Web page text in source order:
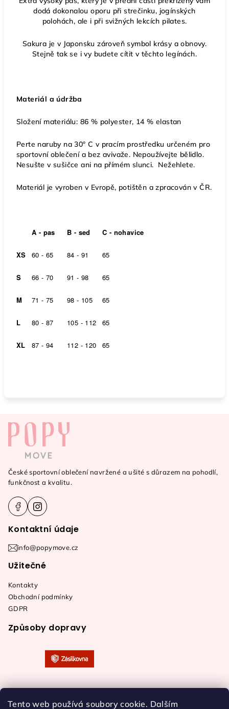
Tento web používá soubory cookie. Dalším
dodá dokonalou oporu při strečinku, jogínských
polohách, ale i při svižných lekcích pilates.
Sakura je v Japonsku zároveň symbol krásy a obnovy.
Stejně tak se i vy budete cítit v těchto legínách.
Materiál a údržba
Složení materiálu: 86 % polyester, 14 % elastan
Perte naruby na 30° C v pracím prostředku určeném pro
sportovní oblečení a bez avivaže. Nepoužívejte bělidlo.
Nesušte v sušičce ani na přímém slunci. Nežehlete.
Materiál je vyroben v Evropě, potištěn a zpracován v ČR.
A - pas B - sed C - nohavice
XS 60 - 65 84 - 91 65
S 66 - 70 91 - 98 65
M 71 - 75 98 - 105 65
L 80 - 87 105 - 112 65
XL 87 - 94 112 - 120 65
České sportovní oblečení navržené a ušité s důrazem na pohodlí,
funkčnost a kvalitu.
Kontaktní údaje
info@popymove.cz
Užitečné
Kontakty
Obchodní podmínky
GDPR
Způsoby dopravy